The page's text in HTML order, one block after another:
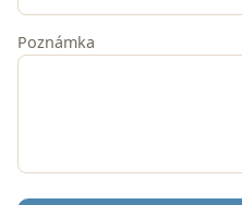
Poznámka